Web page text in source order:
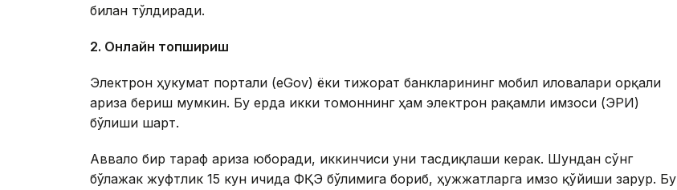
билан тўлдиради.
2. Онлайн топшириш
Электрон ҳукумат портали (eGov) ёки тижорат банкларининг мобил иловалари орқали
ариза бериш мумкин. Бу ерда икки томоннинг ҳам электрон рақамли имзоси (ЭРИ)
бўлиши шарт.
Аввало бир тараф ариза юборади, иккинчиси уни тасдиқлаши керак. Шундан сўнг
бўлажак жуфтлик 15 кун ичида ФҲҚЭ бўлимига бориб, ҳужжатларга имзо қўйиши зарур. Бу